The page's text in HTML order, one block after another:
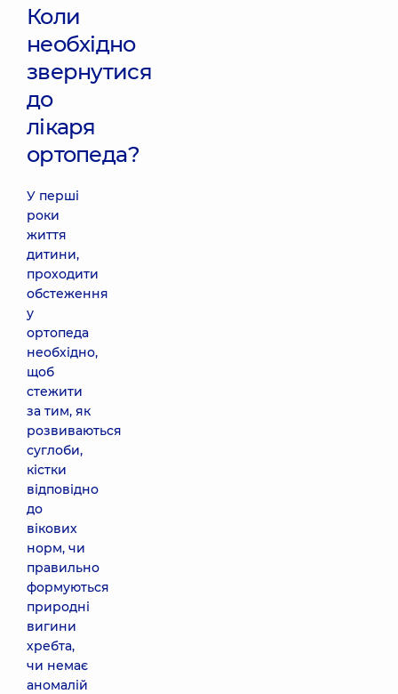
вул.
2-Е, м. Київ
Коли
необхідно
звернутися
до
лікаря
ортопеда?
У перші
роки
життя
дитини,
проходити
обстеження
у
ортопеда
необхідно,
щоб
стежити
за тим, як
розвиваються
суглоби,
кістки
відповідно
до
вікових
норм, чи
правильно
формуються
природні
вигини
хребта,
чи немає
аномалій